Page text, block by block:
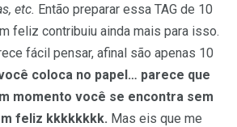
etc. Então preparar essa TAG de 10
feliz contribuiu ainda mais para isso.
fácil pensar, afinal são apenas 10
coloca no papel… parece que
momento você se encontra sem
feliz kkkkkkkk. Mas eis que me